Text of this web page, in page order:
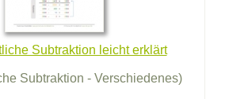
Subtraktion leicht erklärt
Subtraktion - Verschiedenes)